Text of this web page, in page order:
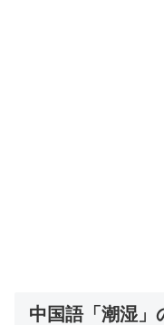
中国語「潮湿」